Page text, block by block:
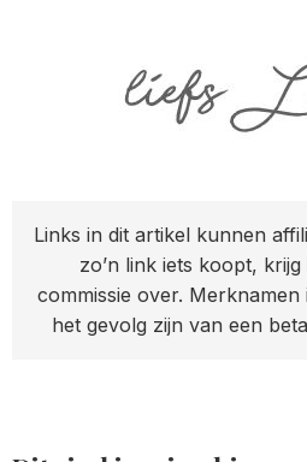
Links in dit artikel kunnen
zo’n link iets koopt,
commissie over.
het gevolg zijn van een